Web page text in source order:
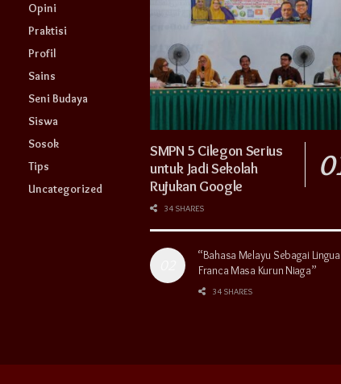
Opini
Praktisi
Profil
Sains
Seni Budaya
Siswa
Sosok
Tips
Uncategorized
SMPN 5 Cilegon Serius
untuk Jadi Sekolah
Rujukan Google
34 SHARES
“Bahasa Melayu Sebagai Lingua
Franca Masa Kurun Niaga”
34 SHARES